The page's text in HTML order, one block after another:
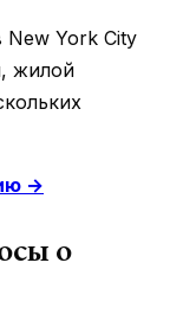
York City
жилой
→
о